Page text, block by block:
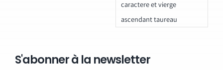
caractere et vierge
ascendant taureau
S'abonner à la newsletter